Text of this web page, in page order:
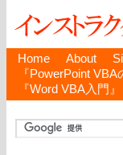
Home About
『PowerPoint VBA
『Word VBA入門』